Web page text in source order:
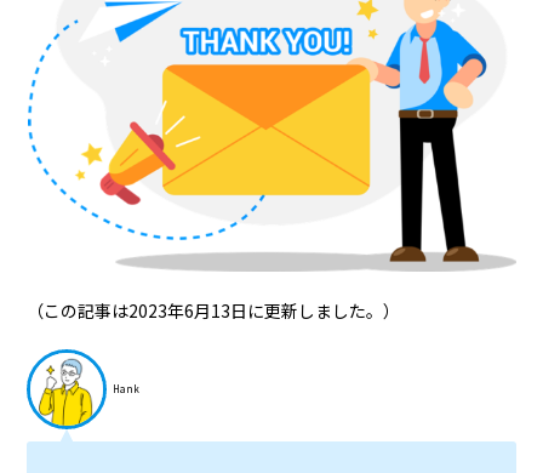
（この記事は2023年6月13日に更新しました。）
Hank